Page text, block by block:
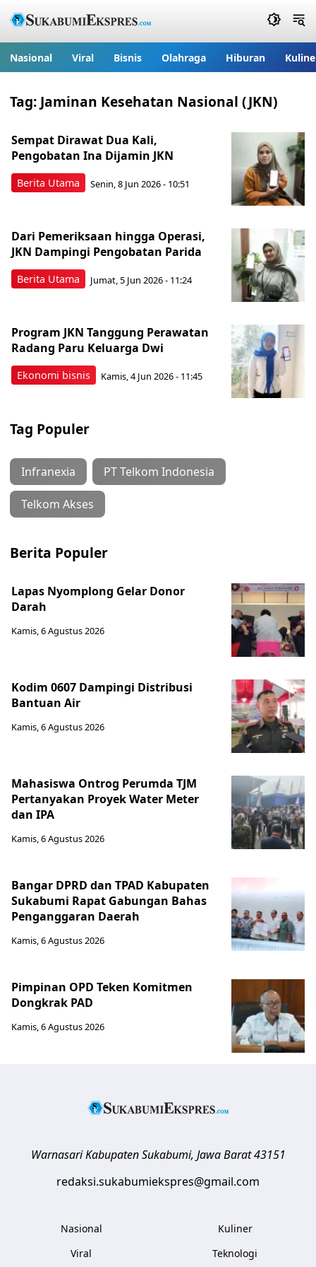
Nasional Viral Bisnis Olahraga Hiburan
Tag: Jaminan Kesehatan Nasional (JKN)
Berita Utama
Sempat Dirawat Dua Kali,
Pengobatan Ina Dijamin JKN
Senin, 8 Jun 2026 - 10:51
Berita Utama
Dari Pemeriksaan hingga Operasi,
JKN Dampingi Pengobatan Parida
Jumat, 5 Jun 2026 - 11:24
Ekonomi bisnis
Program JKN Tanggung Perawatan
Radang Paru Keluarga Dwi
Kamis, 4 Jun 2026 - 11:45
Tag Populer
Infranexia PT Telkom Indonesia
Telkom Akses
Berita Populer
Lapas Nyomplong Gelar Donor
Darah
Kamis, 6 Agustus 2026
Kodim 0607 Dampingi Distribusi
Bantuan Air
Kamis, 6 Agustus 2026
Mahasiswa Ontrog Perumda TJM
Pertanyakan Proyek Water Meter
dan IPA
Kamis, 6 Agustus 2026
Bangar DPRD dan TPAD Kabupaten
Sukabumi Rapat Gabungan Bahas
Penganggaran Daerah
Kamis, 6 Agustus 2026
Pimpinan OPD Teken Komitmen
Dongkrak PAD
Kamis, 6 Agustus 2026
Warnasari Kabupaten Sukabumi, Jawa Barat 43151
redaksi.sukabumiekspres@gmail.com
Nasional
Viral
Kuliner
Teknologi